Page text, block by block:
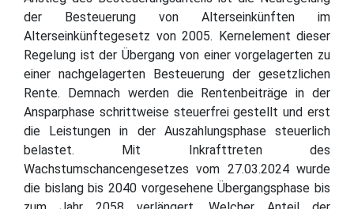
der Besteuerung von Alterseinkünften im
Alterseinkünftegesetz von 2005. Kernelement dieser
Regelung ist der Übergang von einer vorgelagerten zu
einer nachgelagerten Besteuerung der gesetzlichen
Rente. Demnach werden die Rentenbeiträge in der
Ansparphase schrittweise steuerfrei gestellt und erst
die Leistungen in der Auszahlungsphase steuerlich
belastet. Mit Inkrafttreten des
Wachstumschancengesetzes vom 27.03.2024 wurde
die bislang bis 2040 vorgesehene Übergangsphase bis